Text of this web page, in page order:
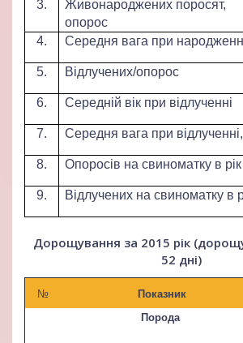
3.
Живонароджених поросят,
опорос
4. Середня вага при
5.
Відлучених/опорос
6.
Середній вік при відлученні
7.
Середня вага при відлученні,
8.
Опоросів на свиноматку в рік
9.
Відлучених на свиноматку в
Дорощування за 2015 рік
52 дні)
№
Показник
Порода